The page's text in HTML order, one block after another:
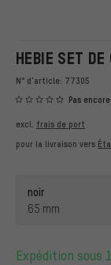
HEBIE SET DE
N° d'article: 77305
Pas
excl. frais de port
pour la livraison vers
noir
65 mm
Expédition sous